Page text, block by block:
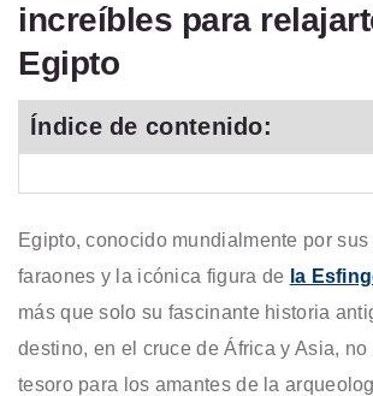
increíbles para
Egipto
Índice de contenido:
Egipto, conocido mundialmente por sus
faraones y la icónica figura de la
más que solo su fascinante historia
destino, en el cruce de África y Asia, no
tesoro para los amantes de la